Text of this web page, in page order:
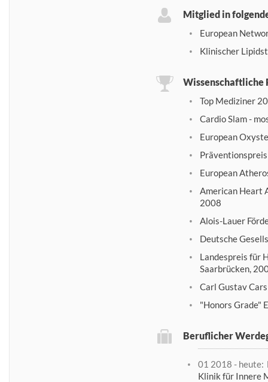
Mitglied in
European
Klinischer
Wissenschaftliche
Top Mediziner
Cardio Slam -
European
European
American Heart
2008
Alois-Lauer
Deutsche
Landespreis für
Saarbrücken,
Carl Gustav
"Honors Grade"
Beruflicher
01 2018 - heute:
Klinik für Innere